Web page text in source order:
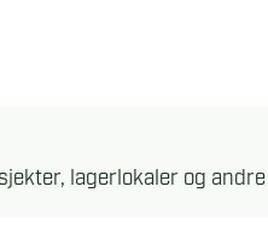
lagerlokaler og